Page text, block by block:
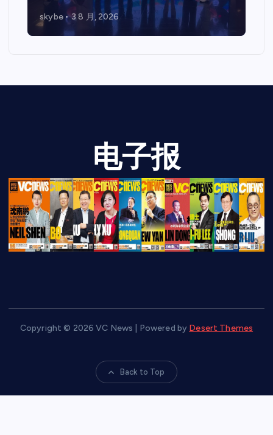
skybe 7 7 月, 2026
电子报
Copyright © 2026 VC News | Powered by Desert Themes
Back to Top